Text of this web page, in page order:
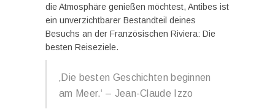
die Atmosphäre genießen möchtest, Antibes ist
ein unverzichtbarer Bestandteil deines
Besuchs an der Französischen Riviera: Die
besten Reiseziele.
‚Die besten Geschichten beginnen
am Meer.‘ – Jean-Claude Izzo